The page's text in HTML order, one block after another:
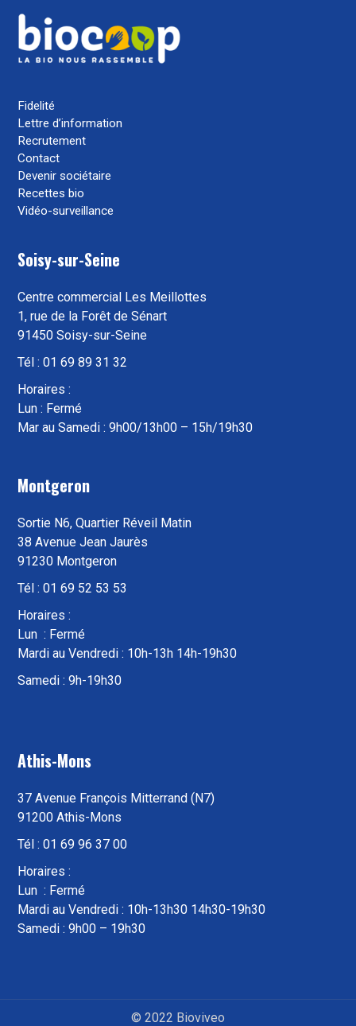
Fidelité
Lettre d’information
Recrutement
Contact
Devenir sociétaire
Recettes bio
Vidéo-surveillance
Soisy-sur-Seine
Centre commercial Les Meillottes
1, rue de la Forêt de Sénart
91450 Soisy-sur-Seine
Tél : 01 69 89 31 32
Horaires :
Lun : Fermé
Mar au Samedi : 9h00/13h00 – 15h/19h30
Montgeron
Sortie N6, Quartier Réveil Matin
38 Avenue Jean Jaurès
91230 Montgeron
Tél : 01 69 52 53 53
Horaires :
Lun : Fermé
Mardi au Vendredi : 10h-13h 14h-19h30
Samedi : 9h-19h30
Athis-Mons
37 Avenue François Mitterrand (N7)
91200 Athis-Mons
Tél : 01 69 96 37 00
Horaires :
Lun : Fermé
Mardi au Vendredi : 10h-13h30 14h30-19h30
Samedi : 9h00 – 19h30
© 2022 Bioviveo